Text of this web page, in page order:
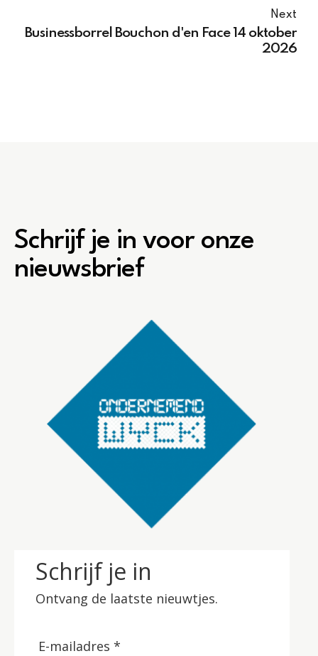
Next
Businessborrel Bouchon d'en Face 14 oktober
2026
Schrijf je in voor onze
nieuwsbrief
Schrijf je in
Ontvang de laatste nieuwtjes.
E-mailadres *